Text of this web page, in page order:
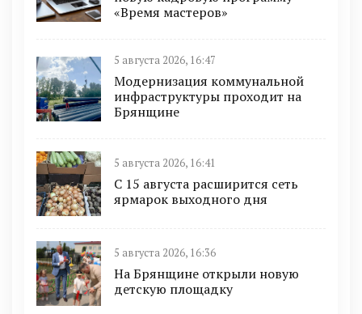
«Время мастеров»
5 августа 2026, 16:47
Модернизация коммунальной
инфраструктуры проходит на
Брянщине
5 августа 2026, 16:41
С 15 августа расширится сеть
ярмарок выходного дня
5 августа 2026, 16:36
На Брянщине открыли новую
детскую площадку